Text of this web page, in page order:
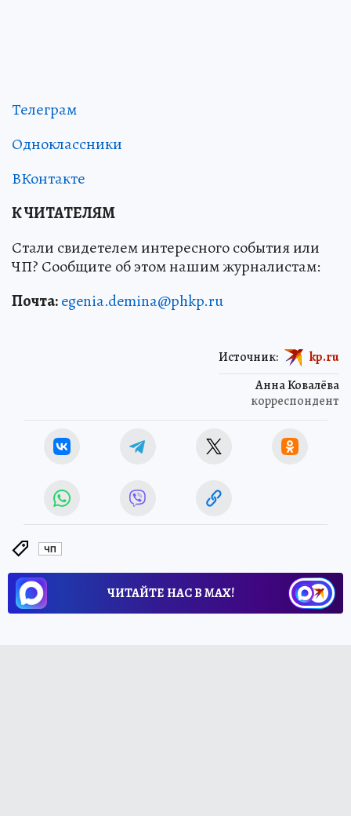
Телеграм
Одноклассники
ВКонтакте
К ЧИТАТЕЛЯМ
Стали свидетелем интересного события или
ЧП? Сообщите об этом нашим журналистам:
Почта:egenia.demina@phkp.ru
Анна Ковалёва
корреспондент
Источник: kp.ru
ЧП
ЧИТАЙТЕ НАС В МАХ!